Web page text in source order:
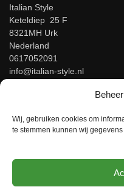
Wij, gebruiken cookies om
te stemmen kunnen wij gegevens
Italian Style
Keteldiep 25 F
8321MH Urk
Nederland
0617052091
info@italian-style.nl
BTW: NL866816483B01
Beoordeel ons op Google!